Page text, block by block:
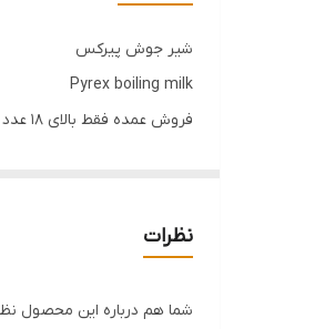
شیر جوش پیرکس
Pyrex boiling milk
فروش عمده فقط بالای 18 عدد
نظرات
شما هم درباره این محصول